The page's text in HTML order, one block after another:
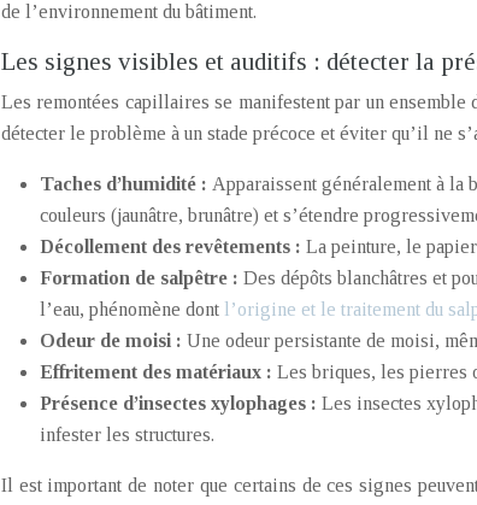
de l’environnement du bâtiment.
Les signes visibles et auditifs : détecter la
Les remontées capillaires se manifestent par un
détecter le problème à un stade précoce et éviter qu’il ne
Taches d’humidité : Apparaissent généralement à la
couleurs (jaunâtre, brunâtre) et s’étendre
Décollement des revêtements : La peinture, le
Formation de salpêtre : Des dépôts blanchâtres et
l’eau, phénomène dont l’origine et le traitement du
Odeur de moisi : Une odeur persistante de moisi,
Effritement des matériaux : Les briques, les pierres
Présence d’insectes xylophages : Les insectes
infester les structures.
Il est important de noter que certains de ces signes